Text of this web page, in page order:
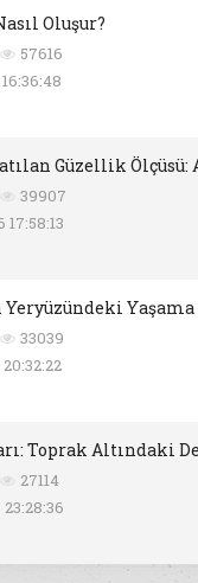
Oluşur?
57616
Güzellik Ölçüsü:
39907
17:58:13
Yeryüzündeki
33039
Toprak Altındaki
27114
23:28:36